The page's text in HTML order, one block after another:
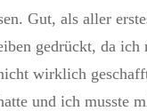
Gut, als aller
gedrückt, da ich
wirklich
und ich musste